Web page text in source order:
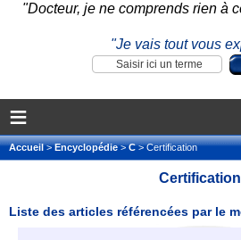
"Docteur, je ne comprends rien à
"Je vais tout vous
≡
Accueil>Encyclopédie>C> Certification
Certification
Liste des articles référencées par le